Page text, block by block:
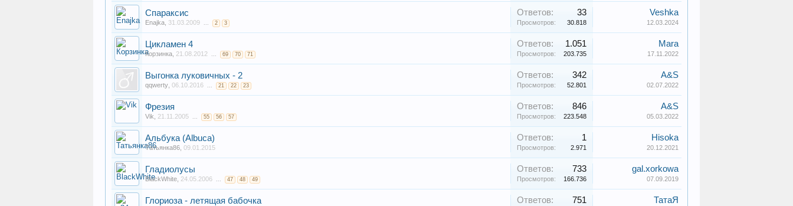
Спараксис
Enajka 31.03.2009 ... 2 3
Ответов: 33
Просмотров: 30.818
Veshka
12.03.2024
Цикламен 4
Корзинка 21.08.2012 ... 69 70 71
Ответов: 1.051
Просмотров: 203.735
Mara
17.11.2022
Выгонка луковичных - 2
qqwerty 06.10.2016 ... 21 22 23
Ответов: 342
Просмотров: 52.801
A&S
02.07.2022
Фрезия
Vik 21.11.2005 ... 55 56 57
Ответов: 846
Просмотров: 223.548
A&S
05.03.2022
Альбука (Albuca)
Татьянка86 09.01.2015
Ответов: 1
Просмотров: 2.971
Hisoka
20.12.2021
Гладиолусы
BlackWhite 24.05.2006 ... 47 48 49
Ответов: 733
Просмотров: 166.736
gal.xorkowa
07.09.2019
Глориоза - летящая бабочка Ответов: 751 ТатаЯ